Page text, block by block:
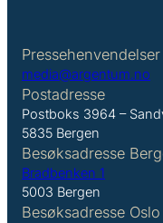
Pressehenvendelser
media@argentum.no
Postadresse
Postboks 3964 –
5835 Bergen
Besøksadresse
Bradbenken 1
5003 Bergen
Besøksadresse Oslo